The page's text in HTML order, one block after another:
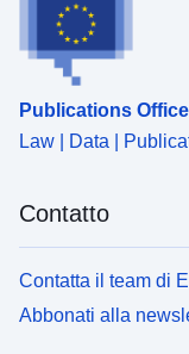
Publications
Law | Data |
Contatto
Contatta il team di
Abbonati alla